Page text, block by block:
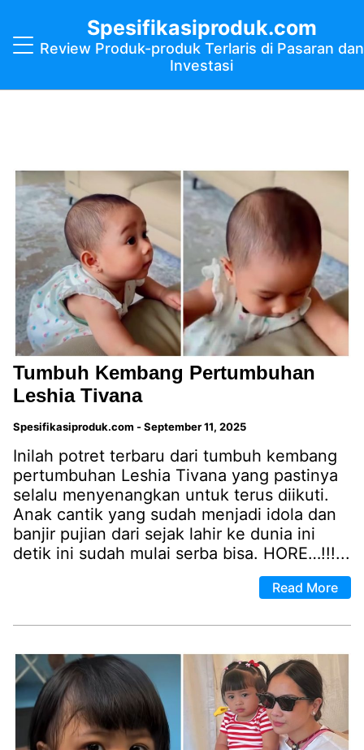
Spesifikasiproduk.com
Review Produk-produk Terlaris di Pasaran dan
Investasi
Tumbuh Kembang Pertumbuhan
Leshia Tivana
Spesifikasiproduk.com -September 11, 2025
Inilah potret terbaru dari tumbuh kembang
pertumbuhan Leshia Tivana yang pastinya
selalu menyenangkan untuk terus diikuti.
Anak cantik yang sudah menjadi idola dan
banjir pujian dari sejak lahir ke dunia ini
detik ini sudah mulai serba bisa. HORE…!!!...
Read More